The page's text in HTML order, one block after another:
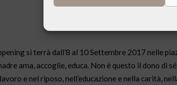
si terrà dall’8 al 10 Settembre 2017 nelle
ama, accoglie, educa. Non è questo il dono
e nel riposo, nell’educazione e nella carità,